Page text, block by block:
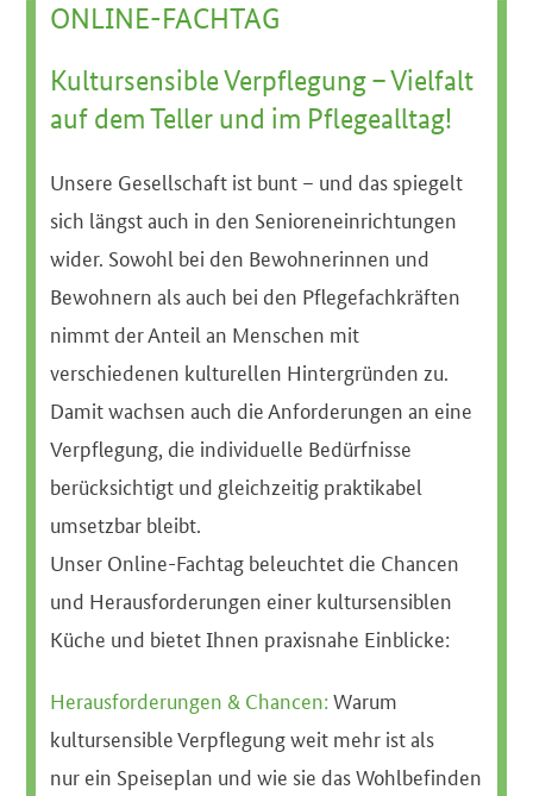
ONLINE-FACHTAG
Kultursensible Verpflegung – Vielfalt
auf dem Teller und im Pflegealltag!
Unsere Gesellschaft ist bunt – und das spiegelt
sich längst auch in den Senioreneinrichtungen
wider. Sowohl bei den Bewohnerinnen und
Bewohnern als auch bei den Pflegefachkräften
nimmt der Anteil an Menschen mit
verschiedenen kulturellen Hintergründen zu.
Damit wachsen auch die Anforderungen an eine
Verpflegung, die individuelle Bedürfnisse
berücksichtigt und gleichzeitig praktikabel
umsetzbar bleibt.
Unser Online-Fachtag beleuchtet die Chancen
und Herausforderungen einer kultursensiblen
Küche und bietet Ihnen praxisnahe Einblicke:
Herausforderungen & Chancen: Warum
kultursensible Verpflegung weit mehr ist als
nur ein Speiseplan und wie sie das Wohlbefinden